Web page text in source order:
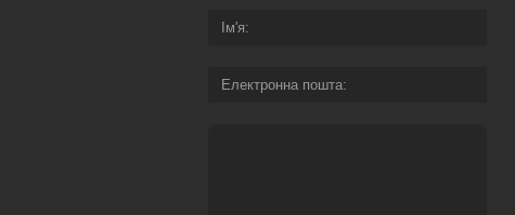
Ім'я
Електронна пошта